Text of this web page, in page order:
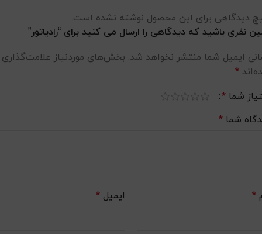
دیدگاهی برای این محصول نوشته نشده است.
نفری باشید که دیدگاهی را ارسال می کنید برای “رادیاتور”
ایمیل شما منتشر نخواهد شد. بخش‌های موردنیاز علامت‌گذاری
*
شما *
شما *
* ایمیل *